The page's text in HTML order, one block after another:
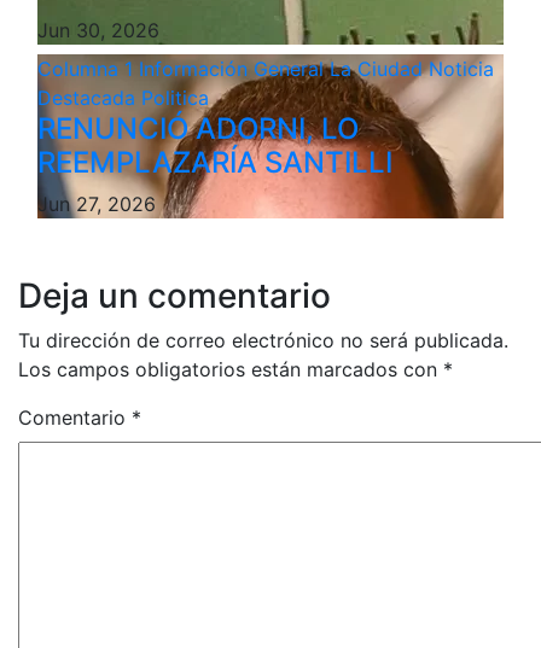
Jun 30, 2026
Columna 1 Información GeneralLa CiudadNoticia
Destacada Politica
RENUNCIÓ ADORNI, LO
REEMPLAZARÍA SANTILLI
Jun 27, 2026
Deja un comentario
Tu dirección de correo electrónico no será publicada.
Los campos obligatorios están marcados con *
Comentario *